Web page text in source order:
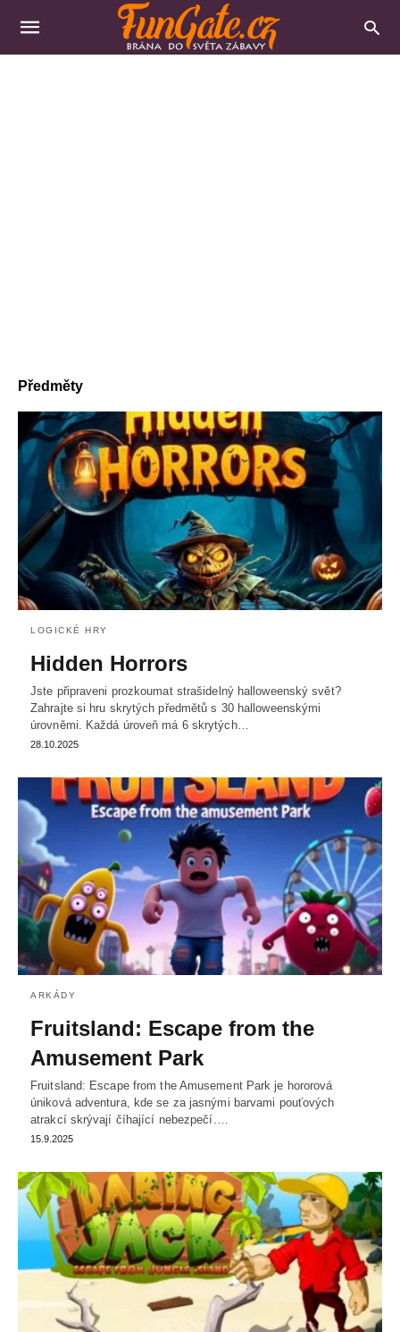
Předměty
LOGICKÉ HRY
Hidden Horrors
Jste připraveni prozkoumat strašidelný halloweenský svět?
Zahrajte si hru skrytých předmětů s 30 halloweenskými
úrovněmi. Každá úroveň má 6 skrytých…
28.10.2025
ARKÁDY
Fruitsland: Escape from the
Amusement Park
Fruitsland: Escape from the Amusement Park je hororová
úniková adventura, kde se za jasnými barvami pouťových
atrakcí skrývají číhající nebezpečí.…
15.9.2025